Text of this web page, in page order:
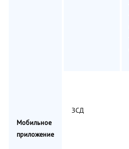
Мобильное
приложение
ЗСД